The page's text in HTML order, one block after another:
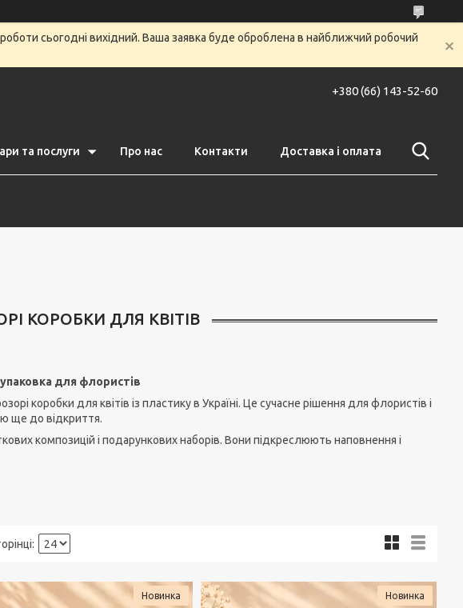
сьогодні вихідний. Ваша заявка буде оброблена в найближчий робочий
+380 (66) 143-52-60
та послуги Про нас Контакти Доставка і оплата
КОРОБКИ ДЛЯ КВІТІВ
для флористів
коробки для квітів із пластику в Україні. Це сучасне рішення для флористів і
ще до відкриття.
композицій і подарункових наборів. Вони підкреслюють наповнення і
Новинка Новинка